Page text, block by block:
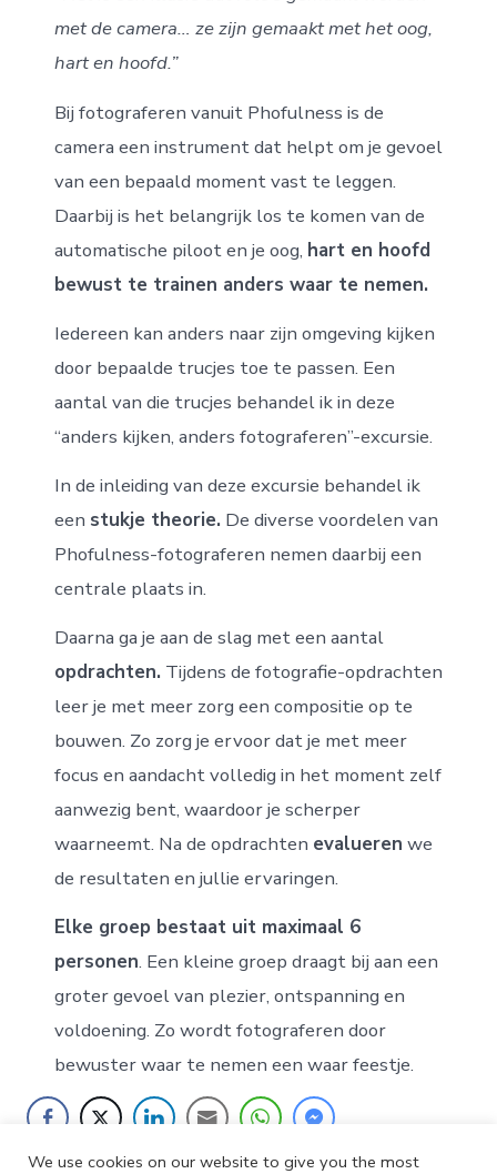
met de camera… ze zijn gemaakt met het oog,
hart en hoofd.”
Bij fotograferen vanuit Phofulness is de
camera een instrument dat helpt om je gevoel
van een bepaald moment vast te leggen.
Daarbij is het belangrijk los te komen van de
automatische piloot en je oog, hart en hoofd
bewust te trainen anders waar te nemen.
Iedereen kan anders naar zijn omgeving kijken
door bepaalde trucjes toe te passen. Een
aantal van die trucjes behandel ik in deze
“anders kijken, anders fotograferen”-excursie.
In de inleiding van deze excursie behandel ik
een stukje theorie. De diverse voordelen van
Phofulness-fotograferen nemen daarbij een
centrale plaats in.
Daarna ga je aan de slag met een aantal
opdrachten. Tijdens de fotografie-opdrachten
leer je met meer zorg een compositie op te
bouwen. Zo zorg je ervoor dat je met meer
focus en aandacht volledig in het moment zelf
aanwezig bent, waardoor je scherper
waarneemt. Na de opdrachten evalueren we
de resultaten en jullie ervaringen.
Elke groep bestaat uit maximaal 6
personen. Een kleine groep draagt bij aan een
groter gevoel van plezier, ontspanning en
voldoening. Zo wordt fotograferen door
bewuster waar te nemen een waar feestje.
We use cookies on our website to give you the most